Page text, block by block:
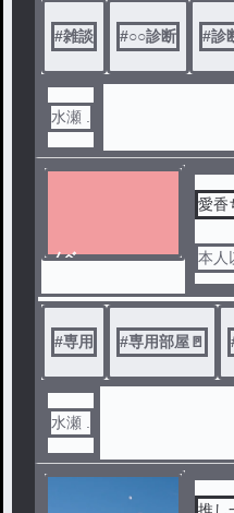
#雑談 #○○診断 #診
水瀬 .
ノベ
愛香
本人
#専用 #専用部屋🚪
水瀬 .